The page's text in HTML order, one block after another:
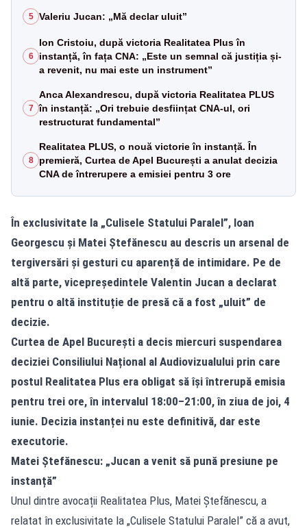
5 Valeriu Jucan: „Mă declar uluit”
6
Ion Cristoiu, după victoria Realitatea Plus în
instanță, în fața CNA: „Este un semnal că justiția și-
a revenit, nu mai este un instrument”
7
Anca Alexandrescu, după victoria Realitatea PLUS
în instanță: „Ori trebuie desființat CNA-ul, ori
restructurat fundamental”
8
Realitatea PLUS, o nouă victorie în instanță. În
premieră, Curtea de Apel București a anulat decizia
CNA de întrerupere a emisiei pentru 3 ore
În exclusivitate la „Culisele Statului Paralel”, Ioan
Georgescu și Matei Ștefănescu au descris un arsenal de
tergiversări și gesturi cu aparență de intimidare. Pe de
altă parte, vicepreședintele Valentin Jucan a declarat
pentru o altă instituție de presă că a fost „uluit” de
decizie.
Curtea de Apel București a decis miercuri suspendarea
deciziei Consiliului Național al Audiovizualului prin care
postul Realitatea Plus era obligat să își întrerupă emisia
pentru trei ore, în intervalul 18:00–21:00, în ziua de joi, 4
iunie. Decizia instanței nu este definitivă, dar este
executorie.
Matei Ștefănescu: „Jucan a venit să pună presiune pe
instanță”
Unul dintre avocații Realitatea Plus, Matei Ștefănescu, a
relatat în exclusivitate la „Culisele Statului Paralel” că a avut,